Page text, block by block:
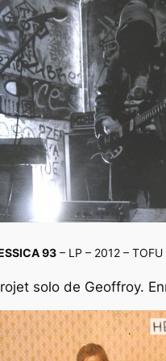
93 – LP – 2012 –
solo de Geoffroy.